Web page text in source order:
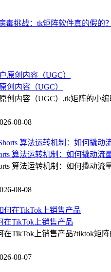
毒挑战：tk矩阵软件真的假的？
创内容（UGC）
创内容（UGC）,tk矩阵的小
08-08
算法运转机制：如何撬动流
算法运转机制：如何撬动
08-08
在TikTok上销售产品
在TikTok上销售产品?tiktok矩
08-07